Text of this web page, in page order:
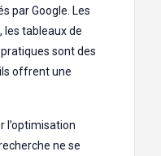
par Google. Les
les tableaux de
sont des
offrent une
l’optimisation
ne se